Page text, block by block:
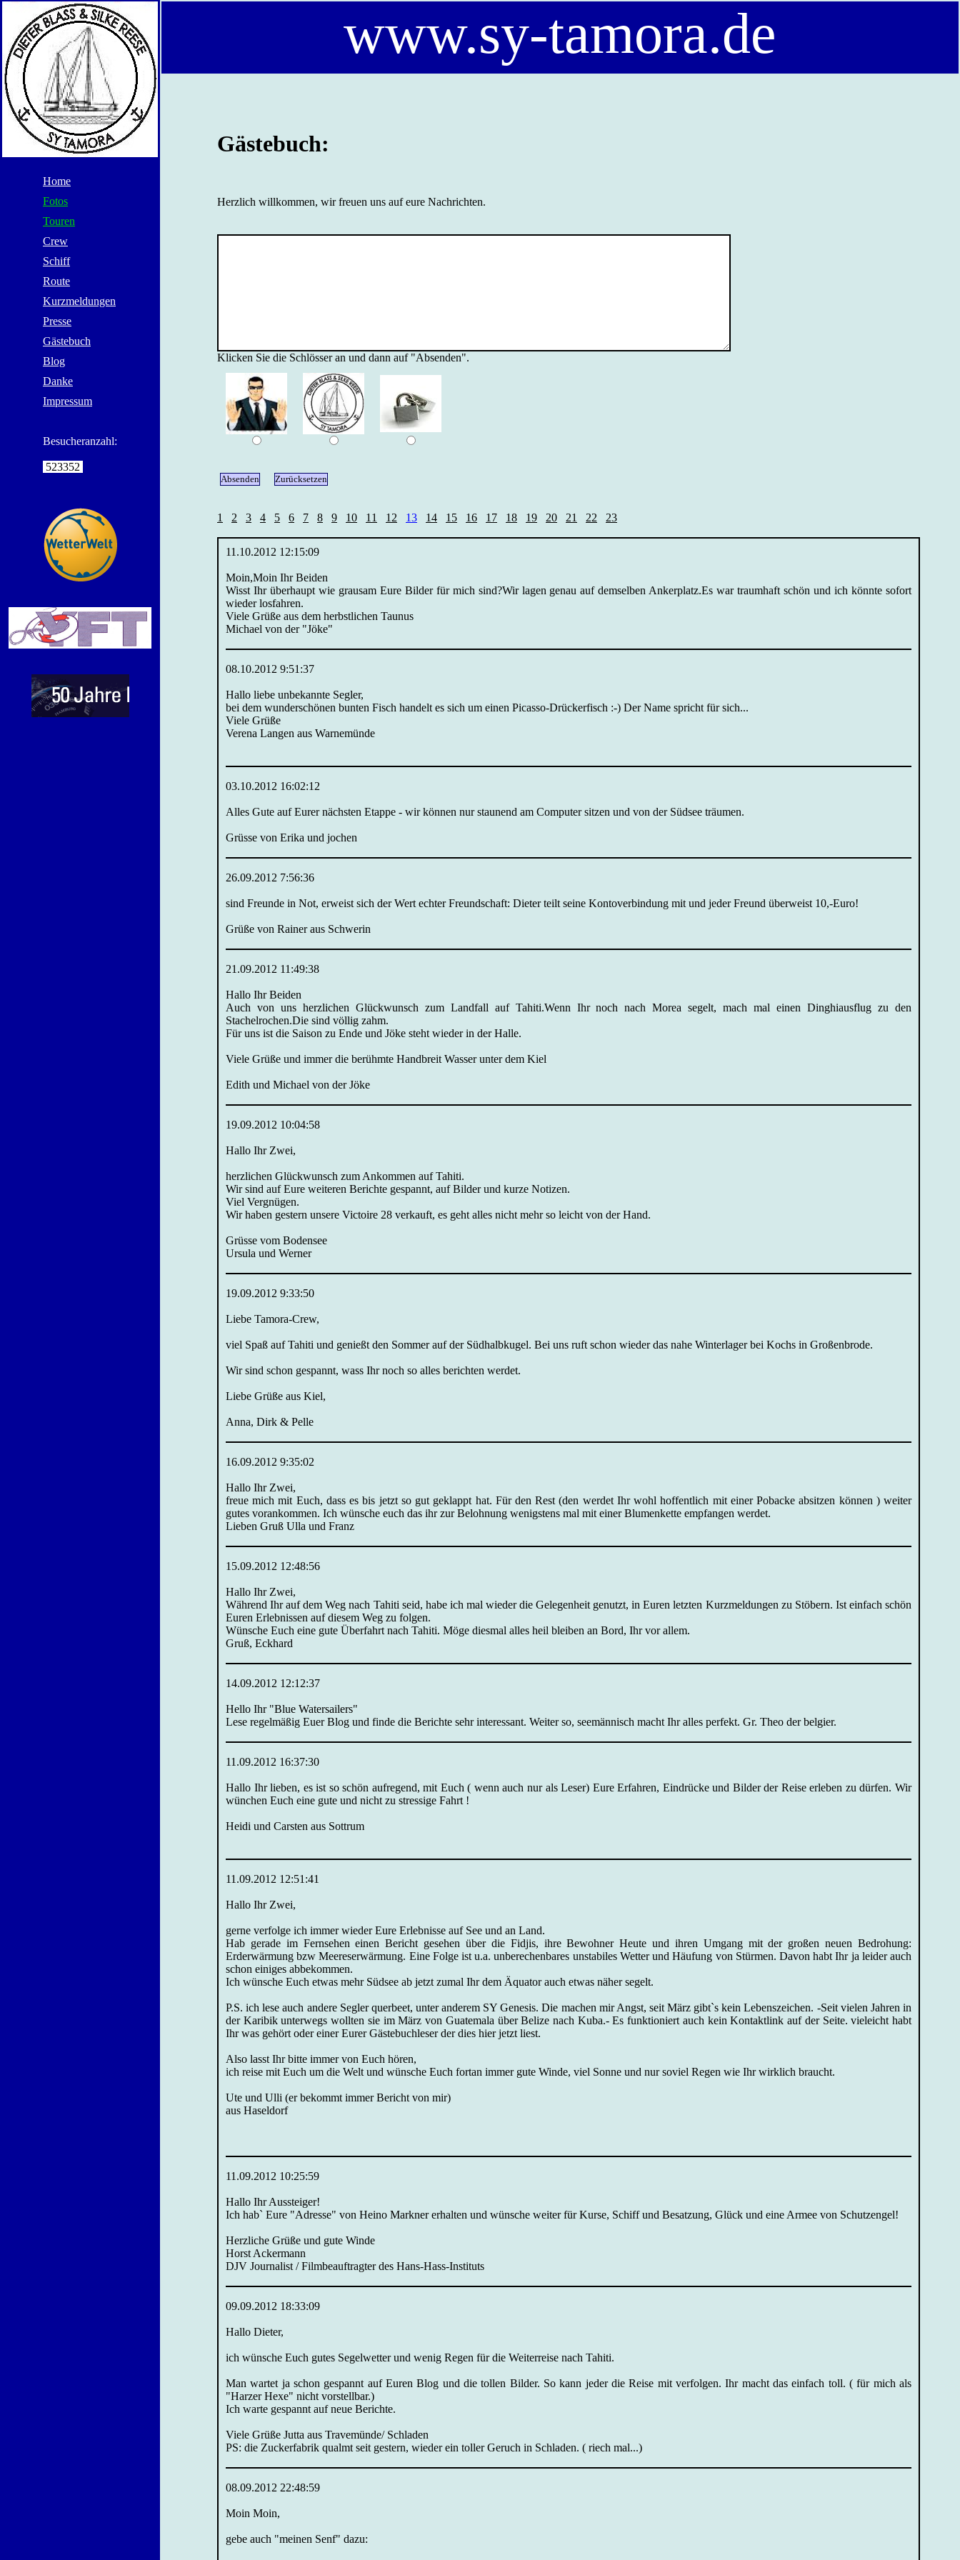
Home
Fotos
Touren
Crew
Schiff
Route
Kurzmeldungen
Presse
Gästebuch
Blog
Danke
Impressum
Besucheranzahl:
523352
www.sy-tamora.de
Gästebuch:
Herzlich willkommen, wir freuen uns auf eure Nachrichten.
Klicken Sie die Schlösser an und dann auf "Absenden".
1 2 3 4 5 6 7 8 9 10 11 12 13 14 15 16 17 18 19 20 21 22 23
11.10.2012 12:15:09
Moin,Moin Ihr Beiden
Wisst Ihr überhaupt wie grausam Eure Bilder für mich sind?Wir lagen genau auf demselben Ankerplatz.Es war traumhaft schön und ich könnte sofort
wieder losfahren.
Viele Grüße aus dem herbstlichen Taunus
Michael von der "Jöke"
08.10.2012 9:51:37
Hallo liebe unbekannte Segler,
bei dem wunderschönen bunten Fisch handelt es sich um einen Picasso-Drückerfisch :-) Der Name spricht für sich...
Viele Grüße
Verena Langen aus Warnemünde
03.10.2012 16:02:12
Alles Gute auf Eurer nächsten Etappe - wir können nur staunend am Computer sitzen und von der Südsee träumen.
Grüsse von Erika und jochen
26.09.2012 7:56:36
sind Freunde in Not, erweist sich der Wert echter Freundschaft: Dieter teilt seine Kontoverbindung mit und jeder Freund überweist 10,-Euro!
Grüße von Rainer aus Schwerin
21.09.2012 11:49:38
Hallo Ihr Beiden
Auch von uns herzlichen Glückwunsch zum Landfall auf Tahiti.Wenn Ihr noch nach Morea segelt, mach mal einen Dinghiausflug zu den
Stachelrochen.Die sind völlig zahm.
Für uns ist die Saison zu Ende und Jöke steht wieder in der Halle.
Viele Grüße und immer die berühmte Handbreit Wasser unter dem Kiel
Edith und Michael von der Jöke
19.09.2012 10:04:58
Hallo Ihr Zwei,
herzlichen Glückwunsch zum Ankommen auf Tahiti.
Wir sind auf Eure weiteren Berichte gespannt, auf Bilder und kurze Notizen.
Viel Vergnügen.
Wir haben gestern unsere Victoire 28 verkauft, es geht alles nicht mehr so leicht von der Hand.
Grüsse vom Bodensee
Ursula und Werner
19.09.2012 9:33:50
Liebe Tamora-Crew,
viel Spaß auf Tahiti und genießt den Sommer auf der Südhalbkugel. Bei uns ruft schon wieder das nahe Winterlager bei Kochs in Großenbrode.
Wir sind schon gespannt, wass Ihr noch so alles berichten werdet.
Liebe Grüße aus Kiel,
Anna, Dirk & Pelle
16.09.2012 9:35:02
Hallo Ihr Zwei,
freue mich mit Euch, dass es bis jetzt so gut geklappt hat. Für den Rest (den werdet Ihr wohl hoffentlich mit einer Pobacke absitzen können ) weiter
gutes vorankommen. Ich wünsche euch das ihr zur Belohnung wenigstens mal mit einer Blumenkette empfangen werdet.
Lieben Gruß Ulla und Franz
15.09.2012 12:48:56
Hallo Ihr Zwei,
Während Ihr auf dem Weg nach Tahiti seid, habe ich mal wieder die Gelegenheit genutzt, in Euren letzten Kurzmeldungen zu Stöbern. Ist einfach schön
Euren Erlebnissen auf diesem Weg zu folgen.
Wünsche Euch eine gute Überfahrt nach Tahiti. Möge diesmal alles heil bleiben an Bord, Ihr vor allem.
Gruß, Eckhard
14.09.2012 12:12:37
Hello Ihr "Blue Watersailers"
Lese regelmäßig Euer Blog und finde die Berichte sehr interessant. Weiter so, seemännisch macht Ihr alles perfekt. Gr. Theo der belgier.
11.09.2012 16:37:30
Hallo Ihr lieben, es ist so schön aufregend, mit Euch ( wenn auch nur als Leser) Eure Erfahren, Eindrücke und Bilder der Reise erleben zu dürfen. Wir
wünchen Euch eine gute und nicht zu stressige Fahrt !
Heidi und Carsten aus Sottrum
11.09.2012 12:51:41
Hallo Ihr Zwei,
gerne verfolge ich immer wieder Eure Erlebnisse auf See und an Land.
Hab gerade im Fernsehen einen Bericht gesehen über die Fidjis, ihre Bewohner Heute und ihren Umgang mit der großen neuen Bedrohung:
Erderwärmung bzw Meereserwärmung. Eine Folge ist u.a. unberechenbares unstabiles Wetter und Häufung von Stürmen. Davon habt Ihr ja leider auch
schon einiges abbekommen.
Ich wünsche Euch etwas mehr Südsee ab jetzt zumal Ihr dem Äquator auch etwas näher segelt.
P.S. ich lese auch andere Segler querbeet, unter anderem SY Genesis. Die machen mir Angst, seit März gibt`s kein Lebenszeichen. -Seit vielen Jahren in
der Karibik unterwegs wollten sie im März von Guatemala über Belize nach Kuba.- Es funktioniert auch kein Kontaktlink auf der Seite. vieleicht habt
Ihr was gehört oder einer Eurer Gästebuchleser der dies hier jetzt liest.
Also lasst Ihr bitte immer von Euch hören,
ich reise mit Euch um die Welt und wünsche Euch fortan immer gute Winde, viel Sonne und nur soviel Regen wie Ihr wirklich braucht.
Ute und Ulli (er bekommt immer Bericht von mir)
aus Haseldorf
11.09.2012 10:25:59
Hallo Ihr Aussteiger!
Ich hab` Eure "Adresse" von Heino Markner erhalten und wünsche weiter für Kurse, Schiff und Besatzung, Glück und eine Armee von Schutzengel!
Herzliche Grüße und gute Winde
Horst Ackermann
DJV Journalist / Filmbeauftragter des Hans-Hass-Instituts
09.09.2012 18:33:09
Hallo Dieter,
ich wünsche Euch gutes Segelwetter und wenig Regen für die Weiterreise nach Tahiti.
Man wartet ja schon gespannt auf Euren Blog und die tollen Bilder. So kann jeder die Reise mit verfolgen. Ihr macht das einfach toll. ( für mich als
"Harzer Hexe" nicht vorstellbar.)
Ich warte gespannt auf neue Berichte.
Viele Grüße Jutta aus Travemünde/ Schladen
PS: die Zuckerfabrik qualmt seit gestern, wieder ein toller Geruch in Schladen. ( riech mal...)
08.09.2012 22:48:59
Moin Moin,
gebe auch "meinen Senf" dazu: